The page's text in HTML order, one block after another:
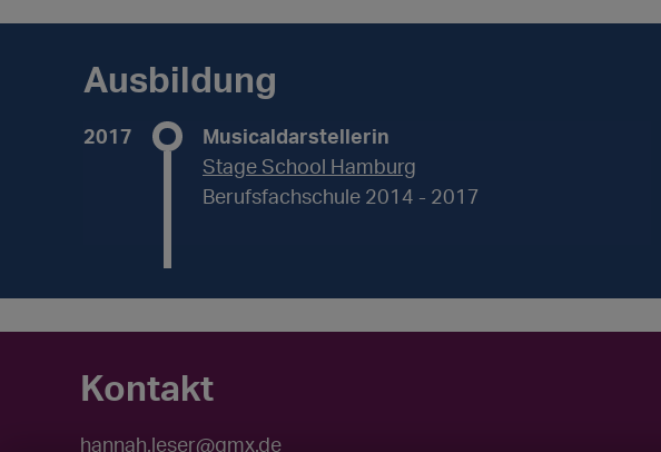
Ausbildung
2017
Musicaldarstellerin
Stage School Hamburg
Berufsfachschule 2014 - 2017
Kontakt
hannah.leser@gmx.de